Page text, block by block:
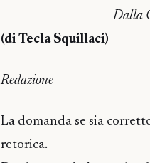
Dalla
(di Tecla Squillaci)
Redazione
La domanda se sia
retorica.